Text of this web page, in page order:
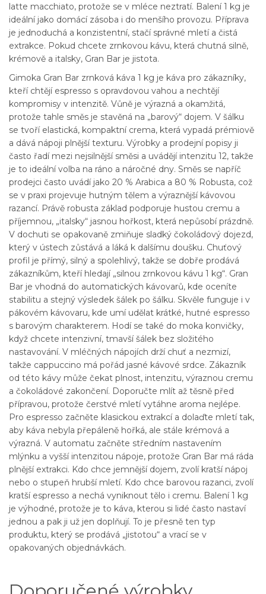
latte macchiato, protože se v mléce neztratí. Balení 1 kg je
ideální jako domácí zásoba i do menšího provozu. Příprava
je jednoduchá a konzistentní, stačí správné mletí a čistá
extrakce. Pokud chcete zrnkovou kávu, která chutná silně,
krémově a italsky, Gran Bar je jistota.
Gimoka Gran Bar zrnková káva 1 kg je káva pro zákazníky,
kteří chtějí espresso s opravdovou vahou a nechtějí
kompromisy v intenzitě. Vůně je výrazná a okamžitá,
protože tahle směs je stavěná na „barový“ dojem. V šálku
se tvoří elastická, kompaktní crema, která vypadá prémiově
a dává nápoji plnější texturu. Výrobky a prodejní popisy ji
často řadí mezi nejsilnější směsi a uvádějí intenzitu 12, takže
je to ideální volba na ráno a náročné dny. Směs se napříč
prodejci často uvádí jako 20 % Arabica a 80 % Robusta, což
se v praxi projevuje hutným tělem a výraznější kávovou
razancí. Právě robusta základ podporuje hustou cremu a
příjemnou, „italsky“ jasnou hořkost, která nepůsobí prázdně.
V dochuti se opakovaně zmiňuje sladký čokoládový dojezd,
který v ústech zůstává a láká k dalšímu doušku. Chuťový
profil je přímý, silný a spolehlivý, takže se dobře prodává
zákazníkům, kteří hledají „silnou zrnkovou kávu 1 kg“. Gran
Bar je vhodná do automatických kávovarů, kde oceníte
stabilitu a stejný výsledek šálek po šálku. Skvěle funguje i v
pákovém kávovaru, kde umí udělat krátké, hutné espresso
s barovým charakterem. Hodí se také do moka konvičky,
když chcete intenzivní, tmavší šálek bez složitého
nastavování. V mléčných nápojích drží chuť a nezmizí,
takže cappuccino má pořád jasné kávové srdce. Zákazník
od této kávy může čekat plnost, intenzitu, výraznou cremu
a čokoládové zakončení. Doporučte mlít až těsně před
přípravou, protože čerstvé mletí vytáhne aroma nejlépe.
Pro espresso začněte klasickou extrakcí a dolaďte mletí tak,
aby káva nebyla přepáleně hořká, ale stále krémová a
výrazná. V automatu začněte středním nastavením
mlýnku a vyšší intenzitou nápoje, protože Gran Bar má ráda
plnější extrakci. Kdo chce jemnější dojem, zvolí kratší nápoj
nebo o stupeň hrubší mletí. Kdo chce barovou razanci, zvolí
kratší espresso a nechá vyniknout tělo i cremu. Balení 1 kg
je výhodné, protože je to káva, kterou si lidé často nastaví
jednou a pak ji už jen doplňují. To je přesně ten typ
produktu, který se prodává „jistotou“ a vrací se v
opakovaných objednávkách.